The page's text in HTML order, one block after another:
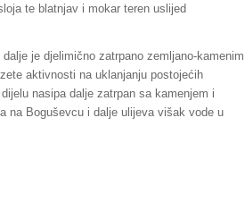
te blatnjav i mokar teren uslijed
je djelimično zatrpano zemljano-kamenim
aktivnosti na uklanjanju postojećih
nasipa dalje zatrpan sa kamenjem i
na Boguševcu i dalje ulijeva višak vode u